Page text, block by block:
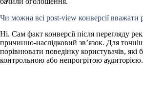
Чи можна всі post-view конверсії вважати
Ні. Сам факт конверсії після перегляду
причинно-наслідковий зв’язок. Для
порівнювати поведінку користувачів, які
контрольною або непрогрітою аудиторією.